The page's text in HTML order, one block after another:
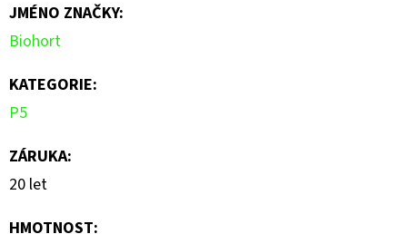
0,0
z
5
hvězdiček.
JMÉNO ZNAČKY:
Biohort
KATEGORIE:
P5
ZÁRUKA:
20 let
HMOTNOST: